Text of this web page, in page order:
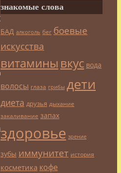
знакомые слова
БАД алкоголь бег боевые
искусства
витамины вкус вода
волосы глаза грибы дети
диета друзья дыхание
закаливание запах
здоровье зрение
зубы иммунитет история
косметика кофе